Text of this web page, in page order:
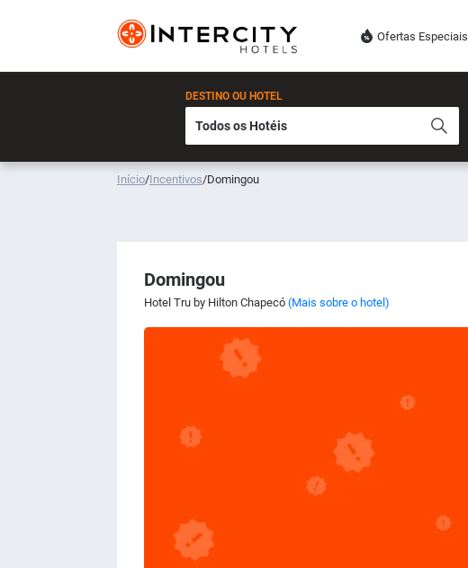
Ofertas Especiais
DESTINO OU HOTEL
Início/Incentivos/Domingou
Domingou
Hotel Tru by Hilton Chapecó (Mais sobre o hotel)